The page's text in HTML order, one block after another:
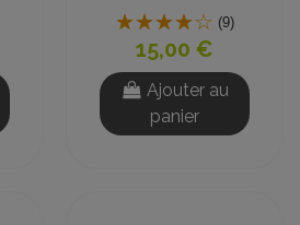
(9)
15,00 €
Ajouter au
panier